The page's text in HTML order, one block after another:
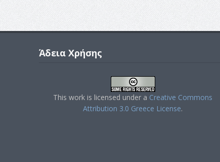
Άδεια Χρήσης
This work is licensed under a Creative Commons
Attribution 3.0 Greece License.